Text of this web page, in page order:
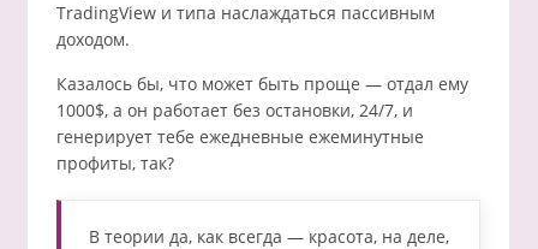
TradingView и типа наслаждаться пассивным
доходом.
Казалось бы, что может быть проще — отдал ему
1000$, а он работает без остановки, 24/7, и
генерирует тебе ежедневные ежеминутные
профиты, так?
В теории да, как всегда — красота, на деле,